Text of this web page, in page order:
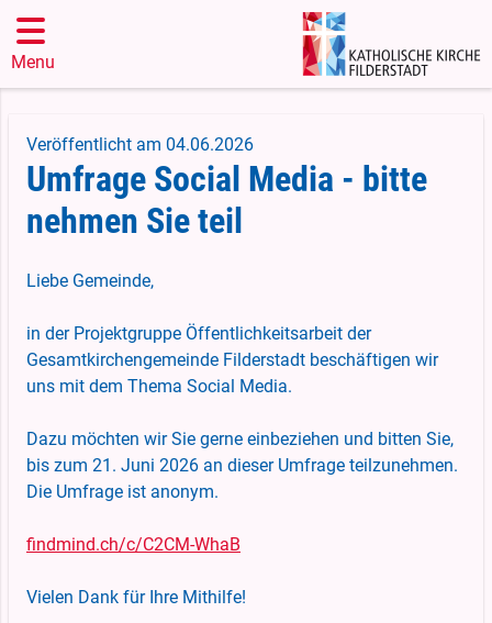
Menu
Veröffentlicht am 04.06.2026
Umfrage Social Media - bitte
nehmen Sie teil
Liebe Gemeinde,
in der Projektgruppe Öffentlichkeitsarbeit der
Gesamtkirchengemeinde Filderstadt beschäftigen wir
uns mit dem Thema Social Media.
Dazu möchten wir Sie gerne einbeziehen und bitten Sie,
bis zum 21. Juni 2026 an dieser Umfrage teilzunehmen.
Die Umfrage ist anonym.
findmind.ch/c/C2CM-WhaB
Vielen Dank für Ihre Mithilfe!